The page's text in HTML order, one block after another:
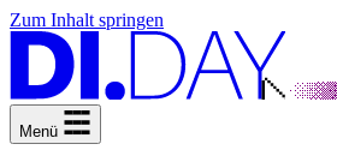
Zum Inhalt springen
Menü